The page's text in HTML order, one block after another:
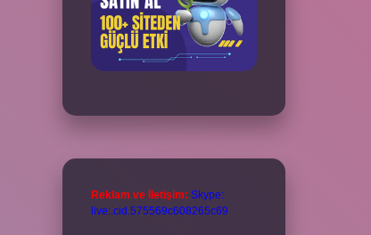
Reklam ve İletişim: Skype:
live:.cid.575569c608265c69